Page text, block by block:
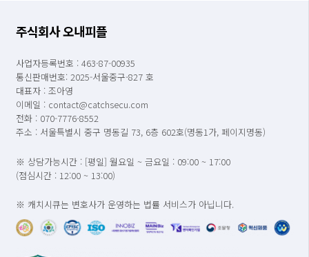
주식회사 오내피플
사업자등록번호 : 463-87-00935
통신판매번호: 2025-서울중구-827 호
대표자 : 조아영
이메일 : contact@catchsecu.com
전화 : 070-7776-8552
주소 : 서울특별시 중구 명동길 73, 6층 602호(명동1가, 페이지명동)
※ 상담가능시간 : [평일] 월요일 ~ 금요일 : 09:00 ~ 17:00
(점심시간 : 12:00 ~ 13:00)
※ 캐치시큐는 변호사가 운영하는 법률 서비스가 아닙니다.